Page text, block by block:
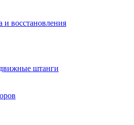
восстановления
штанги